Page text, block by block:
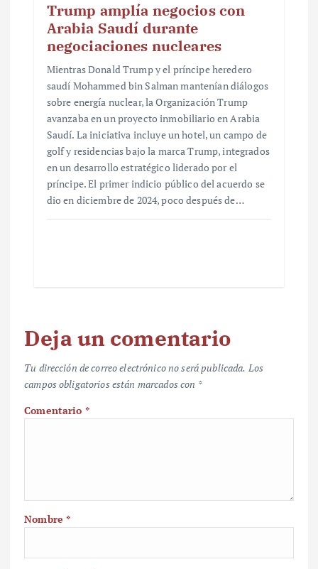
Trump amplía negocios con
Arabia Saudí durante
negociaciones nucleares
Mientras Donald Trump y el príncipe heredero
saudí Mohammed bin Salman mantenían diálogos
sobre energía nuclear, la Organización Trump
avanzaba en un proyecto inmobiliario en Arabia
Saudí. La iniciativa incluye un hotel, un campo de
golf y residencias bajo la marca Trump, integrados
en un desarrollo estratégico liderado por el
príncipe. El primer indicio público del acuerdo se
dio en diciembre de 2024, poco después de…
Deja un comentario
Tu dirección de correo electrónico no será publicada. Los
campos obligatorios están marcados con *
Comentario *
Nombre*